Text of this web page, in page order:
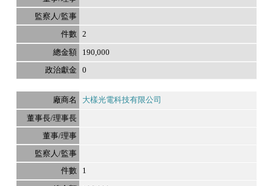
2
190,000
0
大樣光電科技有限公司
1